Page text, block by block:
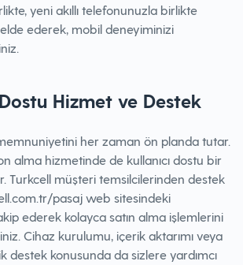
yeni akıllı telefonunuzla birlikte
ederek, mobil deneyiminizi
Dostu Hizmet ve Destek
her zaman ön planda tutar.
alma hizmetinde de kullanıcı dostu bir
Turkcell müşteri temsilcilerinden destek
pasaj web sitesindeki
ederek kolayca satın alma işlemlerini
Cihaz kurulumu, içerik aktarımı veya
destek konusunda da sizlere yardımcı